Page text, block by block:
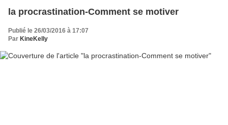
la procrastination-Comment se motiver
Publié le 26/03/2016 à 17:07
Par KineKelly